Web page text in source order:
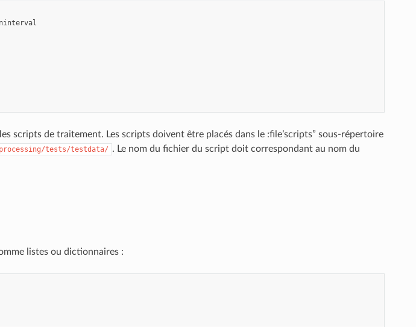
scripts de traitement. Les scripts doivent être placés dans le :file’scripts” sous-répertoire
tests/testdata/ . Le nom du fichier du script doit correspondant au nom du
listes ou dictionnaires :